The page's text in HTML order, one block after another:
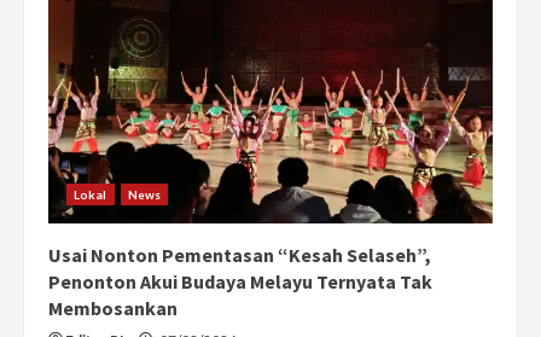
Lokal News
Usai Nonton Pementasan “Kesah Selaseh”,
Penonton Akui Budaya Melayu Ternyata Tak
Membosankan